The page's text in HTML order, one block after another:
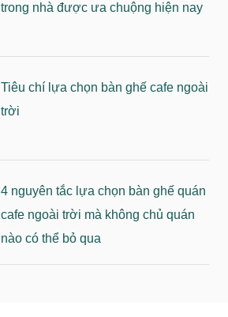
trong nhà được ưa chuộng hiện nay
Tiêu chí lựa chọn bàn ghế cafe ngoài
trời
4 nguyên tắc lựa chọn bàn ghế quán
cafe ngoài trời mà không chủ quán
nào có thể bỏ qua